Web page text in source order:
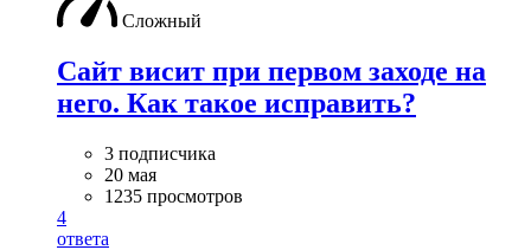
Сложный
Сайт висит при первом заходе на
него. Как такое исправить?
3 подписчика
20 мая
1235 просмотров
4
ответа